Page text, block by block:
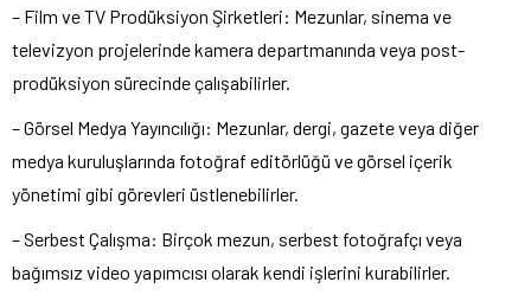
– Film ve TV Prodüksiyon Şirketleri: Mezunlar, sinema ve
televizyon projelerinde kamera departmanında veya post-
prodüksiyon sürecinde çalışabilirler.
– Görsel Medya Yayıncılığı: Mezunlar, dergi, gazete veya diğer
medya kuruluşlarında fotoğraf editörlüğü ve görsel içerik
yönetimi gibi görevleri üstlenebilirler.
– Serbest Çalışma: Birçok mezun, serbest fotoğrafçı veya
bağımsız video yapımcısı olarak kendi işlerini kurabilirler.